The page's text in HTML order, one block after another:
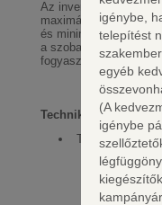
Az inverteres
maximális
és minimális
a szobahőmérsékletet
fogyasztás mellett.
Technikai adatok
Teljesítmény
875 W
igénybe,
telepítést
egyéb
(A
igénybe